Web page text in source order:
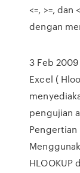
<=, >=,
dengan
3 Feb
Excel (
pengujian
Pengertian
HLOOKUP